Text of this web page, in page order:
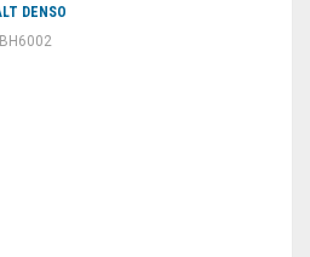
DENSO